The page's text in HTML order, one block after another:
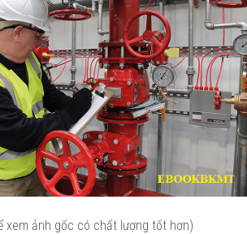
xem ảnh gốc có chất lượng tốt hơn)